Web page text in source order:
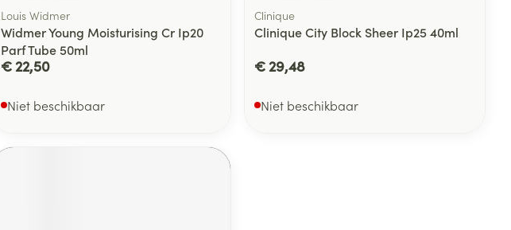
Louis Widmer
Widmer Young Moisturising Cr Ip20
Parf Tube 50ml
€ 22,50
Niet beschikbaar
Clinique
Clinique City Block Sheer Ip25 40ml
€ 29,48
Niet beschikbaar